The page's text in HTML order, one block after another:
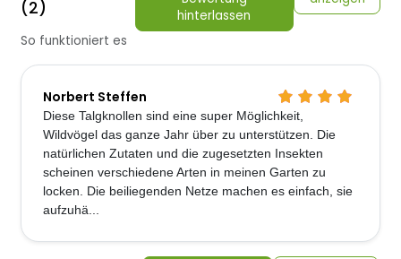
(2)
hinterlassen
So funktioniert es
Norbert Steffen
Diese Talgknollen sind eine super Möglichkeit,
Wildvögel das ganze Jahr über zu unterstützen. Die
natürlichen Zutaten und die zugesetzten Insekten
scheinen verschiedene Arten in meinen Garten zu
locken. Die beiliegenden Netze machen es einfach, sie
aufzuhä...